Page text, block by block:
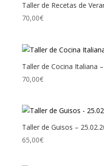
Taller de Recetas de
70,00€
Taller de Cocina Italiana
70,00€
Taller de Guisos –
65,00€